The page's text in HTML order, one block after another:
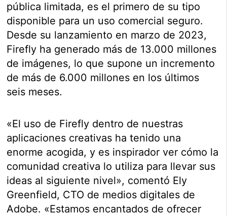
pública limitada, es el primero de su tipo
disponible para un uso comercial seguro.
Desde su lanzamiento en marzo de 2023,
Firefly ha generado más de 13.000 millones
de imágenes, lo que supone un incremento
de más de 6.000 millones en los últimos
seis meses.
«El uso de Firefly dentro de nuestras
aplicaciones creativas ha tenido una
enorme acogida, y es inspirador ver cómo la
comunidad creativa lo utiliza para llevar sus
ideas al siguiente nivel», comentó Ely
Greenfield, CTO de medios digitales de
Adobe. «Estamos encantados de ofrecer